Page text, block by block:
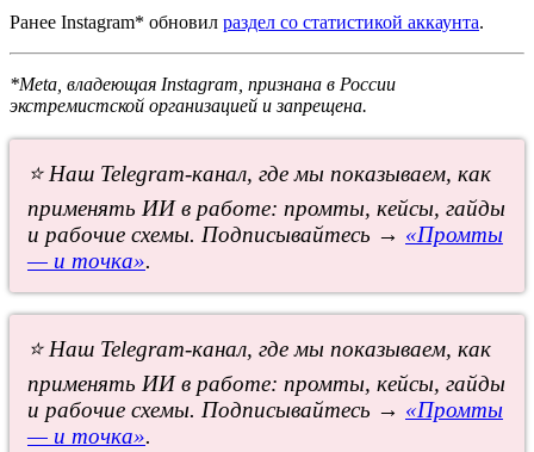
Ранее Instagram* обновил раздел со статистикой аккаунта.
*Meta, владеющая Instagram, признана в России
экстремистской организацией и запрещена.
⭐ Наш Telegram-канал, где мы показываем, как
применять ИИ в работе: промты, кейсы, гайды
и рабочие схемы. Подписывайтесь → «Промты
— и точка».
⭐ Наш Telegram-канал, где мы показываем, как
применять ИИ в работе: промты, кейсы, гайды
и рабочие схемы. Подписывайтесь → «Промты
— и точка».